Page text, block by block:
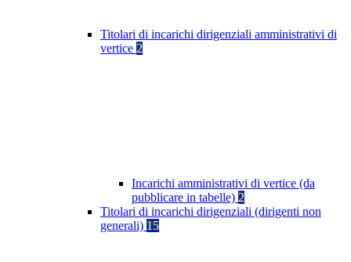
Titolari di incarichi dirigenziali amministrativi di
vertice 2
Incarichi amministrativi di vertice (da
pubblicare in tabelle) 2
Titolari di incarichi dirigenziali (dirigenti non
generali) 15